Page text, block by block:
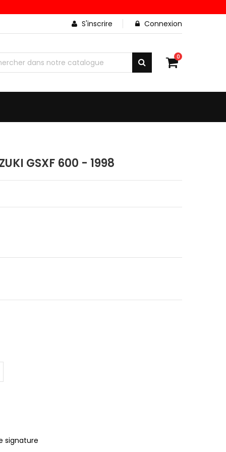
S'inscrire
Connexion
0
GSXF 600 - 1998
signature